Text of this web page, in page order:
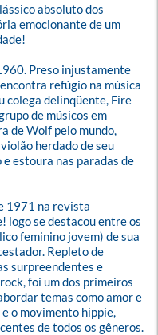
absoluto dos
emocionante de um
Preso injustamente
refúgio na música
colega delinqüente, Fire
de músicos em
de Wolf pelo mundo,
herdado de seu
estoura nas paradas de
1971 na revista
logo se destacou entre os
feminino jovem) de sua
Repleto de
surpreendentes e
foi um dos primeiros
temas como amor e
o movimento hippie,
de todos os gêneros.